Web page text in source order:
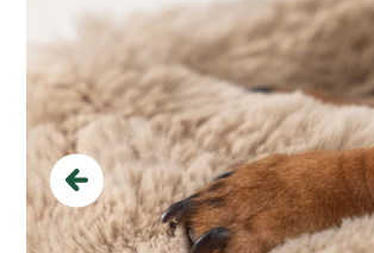
Previous